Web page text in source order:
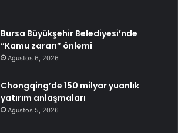
Bursa Büyükşehir Belediyesi’nde
“Kamu zararı” önlemi
Ağustos 6, 2026
Chongqing’de 150 milyar yuanlık
yatırım anlaşmaları
Ağustos 5, 2026